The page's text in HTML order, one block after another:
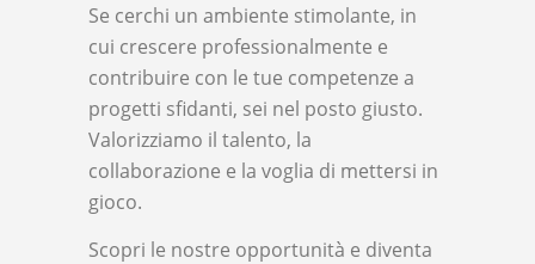
Se cerchi un ambiente stimolante, in
cui crescere professionalmente e
contribuire con le tue competenze a
progetti sfidanti, sei nel posto giusto.
Valorizziamo il talento, la
collaborazione e la voglia di mettersi in
gioco.
Scopri le nostre opportunità e diventa